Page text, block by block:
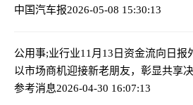
中国汽车报2026-05-08 15:30:13
公用事;业行业11月13日资金流向日报
以市场商机迎接新老朋友，彰显共享
参考消息2026-04-30 16:07:13